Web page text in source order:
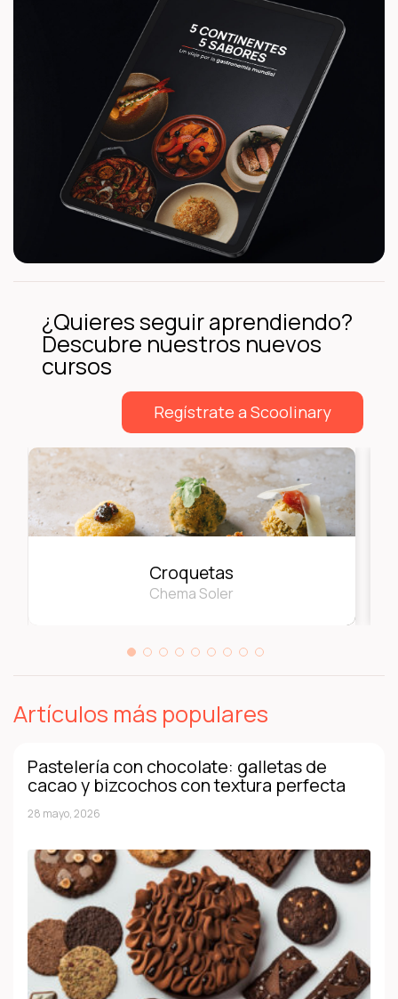
¿Quieres seguir aprendiendo?
Descubre nuestros nuevos
cursos
Regístrate a Scoolinary
Croquetas
Chema Soler
Artículos más populares
Pastelería con chocolate: galletas de
cacao y bizcochos con textura perfecta
28 mayo, 2026